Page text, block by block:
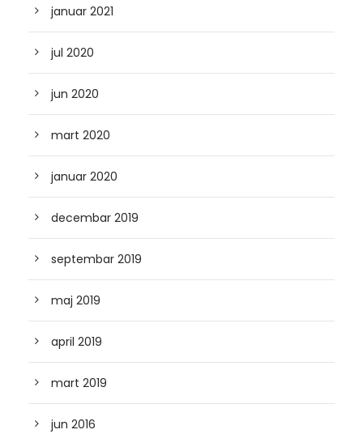
januar 2021
jul 2020
jun 2020
mart 2020
januar 2020
decembar 2019
septembar 2019
maj 2019
april 2019
mart 2019
jun 2016